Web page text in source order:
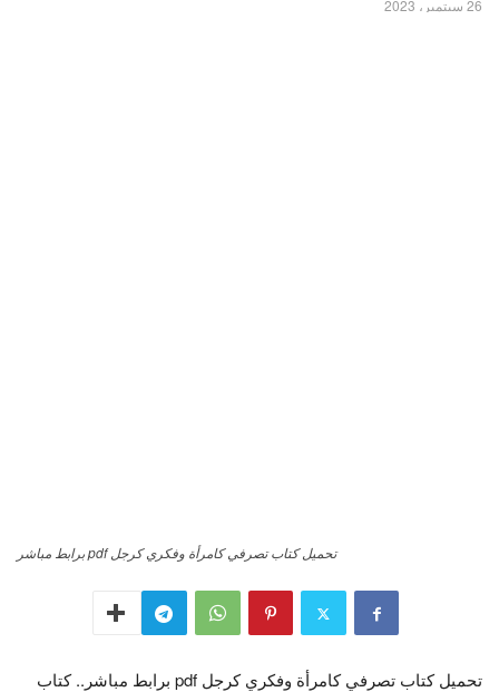
26 سبتمبر، 2023
تحميل كتاب تصرفي كامرأة وفكري كرجل pdf برابط مباشر
تحميل كتاب تصرفي كامرأة وفكري كرجل pdf برابط مباشر.. كتاب